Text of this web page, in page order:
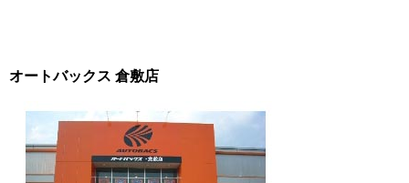
オートバックス 倉敷店